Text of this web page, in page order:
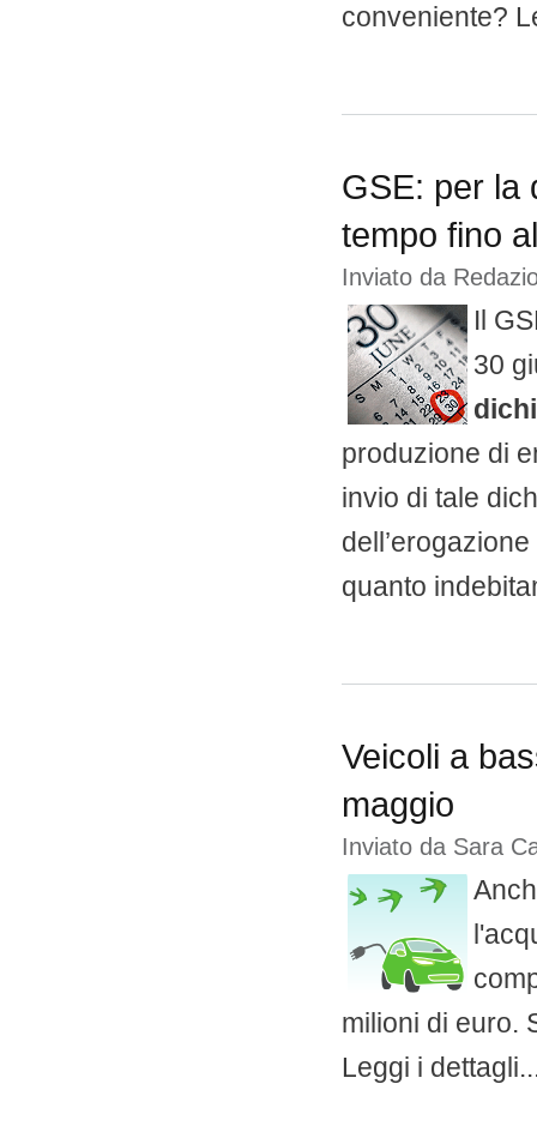
conveniente?
GSE: per la
tempo fino
Inviato da
Il
30
produzione di
invio di tale
quanto
Veicoli a
maggio
Inviato da Sara
milioni di euro.
Leggi i